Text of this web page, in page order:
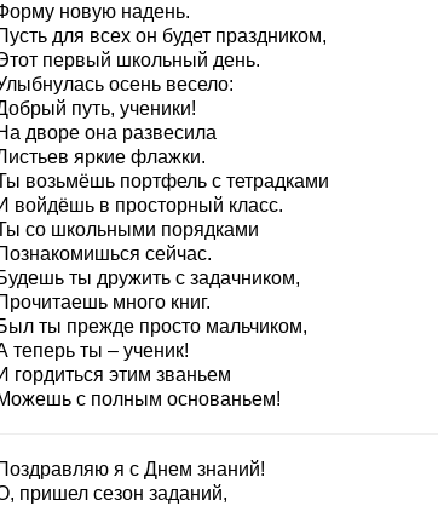
новую надень.
для всех он будет праздником,
первый школьный день.
осень весело:
путь, ученики!
дворе она развесила
яркие флажки.
возьмёшь портфель с тетрадками
войдёшь в просторный класс.
со школьными порядками
сейчас.
ты дружить с задачником,
много книг.
ты прежде просто мальчиком,
теперь ты – ученик!
гордиться этим званьем
с полным основаньем!
я с Днем знаний!
пришел сезон заданий,